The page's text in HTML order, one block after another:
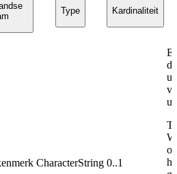
Type Kardinaliteit
CharacterString 0..1